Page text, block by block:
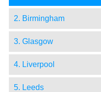
2. Birmingham
3. Glasgow
4. Liverpool
5. Leeds